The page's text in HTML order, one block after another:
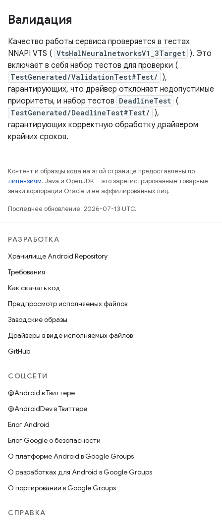
Валидация
Качество работы сервиса проверяется в тестах
NNAPI VTS ( VtsHalNeuralnetworksV1_3Target ). Это
включает в себя набор тестов для проверки (
TestGenerated/ValidationTest#Test/
),
гарантирующих, что драйвер отклоняет недопустимые
приоритеты, и набор тестов DeadlineTest (
TestGenerated/DeadlineTest#Test/
),
гарантирующих корректную обработку драйвером
крайних сроков.
Контент и образцы кода на этой странице предоставлены по
лицензиям. Java и OpenJDK – это зарегистрированные товарные
знаки корпорации Oracle и ее аффилированных лиц.
Последнее обновление: 2026-07-13 UTC.
РАЗРАБОТКА
Хранилище Android Repository
Требования
Как скачать код
Предпросмотр исполняемых файлов
Заводские образы
Драйверы в виде исполняемых файлов
GitHub
СОЦСЕТИ
@Android в Твиттере
@AndroidDev в Твиттере
Блог Android
Блог Google о безопасности
О платформе Android в Google Groups
О разработках для Android в Google Groups
О портировании в Google Groups
СПРАВКА